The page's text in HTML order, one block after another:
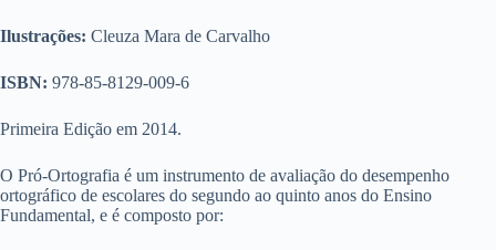
Ilustrações: Cleuza Mara de Carvalho
ISBN: 978-85-8129-009-6
Primeira Edição em 2014.
O Pró-Ortografia é um instrumento de avaliação do desempenho
ortográfico de escolares do segundo ao quinto anos do Ensino
Fundamental, e é composto por: